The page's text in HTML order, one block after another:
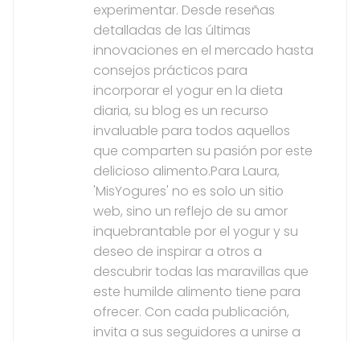
experimentar. Desde reseñas
detalladas de las últimas
innovaciones en el mercado hasta
consejos prácticos para
incorporar el yogur en la dieta
diaria, su blog es un recurso
invaluable para todos aquellos
que comparten su pasión por este
delicioso alimento.Para Laura,
'MisYogures' no es solo un sitio
web, sino un reflejo de su amor
inquebrantable por el yogur y su
deseo de inspirar a otros a
descubrir todas las maravillas que
este humilde alimento tiene para
ofrecer. Con cada publicación,
invita a sus seguidores a unirse a